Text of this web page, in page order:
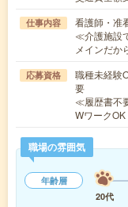
仕事内容
看護師・准
≪介護施設
メインだ
応募資格
職種未経験
要
≪履歴書不
Wワーク
職場の雰囲気
年齢層
20代